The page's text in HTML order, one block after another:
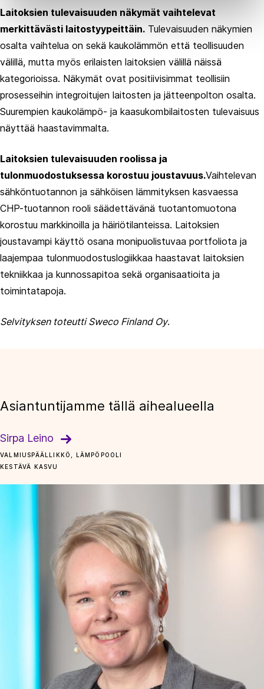
Laitoksien tulevaisuuden näkymät vaihtelevat
merkittävästi laitostyypeittäin. Tulevaisuuden näkymien
osalta vaihtelua on sekä kaukolämmön että teollisuuden
välillä, mutta myös erilaisten laitoksien välillä näissä
kategorioissa. Näkymät ovat positiivisimmat teollisiin
prosesseihin integroitujen laitosten ja jätteenpolton osalta.
Suurempien kaukolämpö- ja kaasukombilaitosten tulevaisuus
näyttää haastavimmalta.
Laitoksien tulevaisuuden roolissa ja
tulonmuodostuksessa korostuu joustavuus.Vaihtelevan
sähköntuotannon ja sähköisen lämmityksen kasvaessa
CHP-tuotannon rooli säädettävänä tuotantomuotona
korostuu markkinoilla ja häiriötilanteissa. Laitoksien
joustavampi käyttö osana monipuolistuvaa portfoliota ja
laajempaa tulonmuodostuslogiikkaa haastavat laitoksien
tekniikkaa ja kunnossapitoa sekä organisaatioita ja
toimintatapoja.
Selvityksen toteutti Sweco Finland Oy.
Asiantuntijamme tällä aihealueella
Sirpa Leino
VALMIUSPÄÄLLIKKÖ, LÄMPÖPOOLI
KESTÄVÄ KASVU